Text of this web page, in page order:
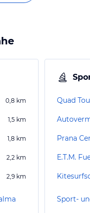
0,8 km
1,5 km
1,8 km
2,2 km
2,9 km
Prana